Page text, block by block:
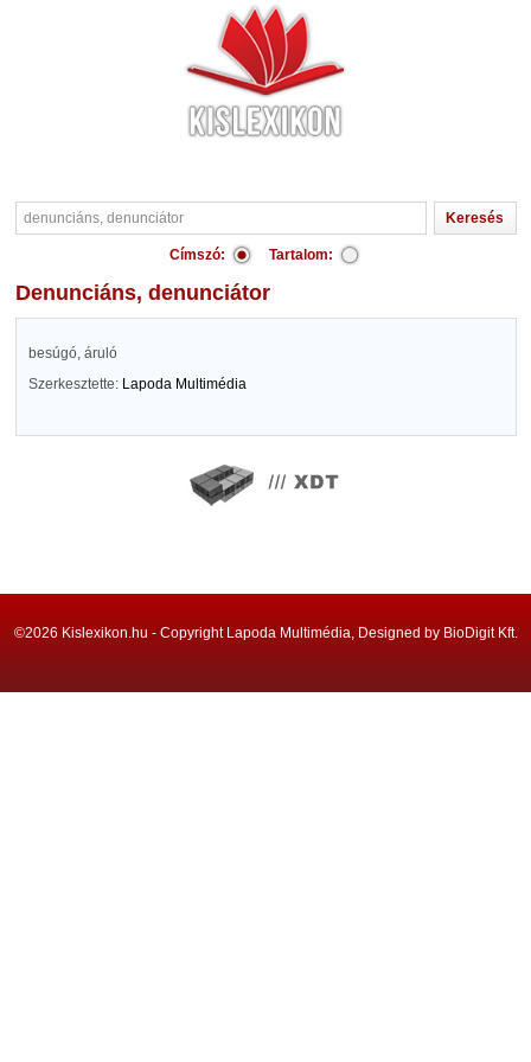
Címszó: Tartalom:
denunciáns, denunciátor
besúgó, áruló
Szerkesztette: Lapoda Multimédia
©2026 Kislexikon.hu - Copyright Lapoda Multimédia, Designed by BioDigit Kft.